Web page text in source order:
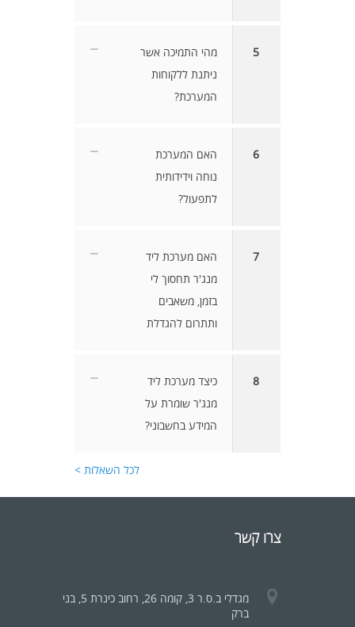
5
מהי התמיכה אשר
ניתנת ללקוחות
המערכת?
6
האם המערכת
נוחה וידידותית
לתפעול?
7
האם מערכת ליד
מנג'ר תחסוך לי
בזמן, משאבים
ותתרום להגדלת
8
כיצד מערכת ליד
מנג'ר שומרת על
המידע בחשבוני?
לכל השאלות >
צרו קשר
מגדלי ב.ס.ר 3, קומה 26, רחוב כינרת 5, בני
ברק